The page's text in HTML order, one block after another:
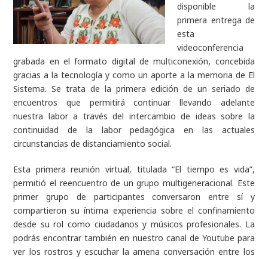
disponible la
primera entrega de
esta
videoconferencia
grabada en el formato digital de multiconexión, concebida
gracias a la tecnología y como un aporte a la memoria de El
Sistema. Se trata de la primera edición de un seriado de
encuentros que permitirá continuar llevando adelante
nuestra labor a través del intercambio de ideas sobre la
continuidad de la labor pedagógica en las actuales
circunstancias de distanciamiento social.
Esta primera reunión virtual, titulada “El tiempo es vida”,
permitió el reencuentro de un grupo multigeneracional. Este
primer grupo de participantes conversaron entre sí y
compartieron su íntima experiencia sobre el confinamiento
desde su rol como ciudadanos y músicos profesionales. La
podrás encontrar también en nuestro canal de Youtube para
ver los rostros y escuchar la amena conversación entre los